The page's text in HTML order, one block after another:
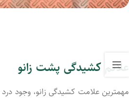
علائم کشیدگی پشت زانو
مهمترین علامت کشیدگی زانو، وجود